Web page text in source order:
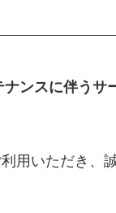
適化し、これ
休業期間中
惑をおかけい
に千代田区鍛
～ 14:00頃
刻が前後する場
下のサービス
ナンスに伴う
用いただき、